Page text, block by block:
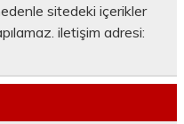
sitedeki içerikler
iletişim adresi: